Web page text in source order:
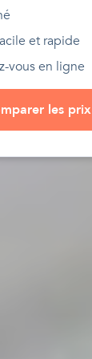
et rapide
vous en ligne
les prix